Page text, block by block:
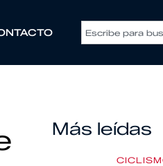
Más leídas